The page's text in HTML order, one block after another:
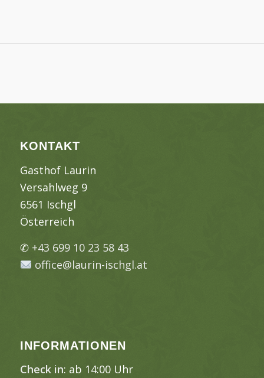
KONTAKT
Gasthof Laurin
Versahlweg 9
6561 Ischgl
Österreich
✆ +43 699 10 23 58 43
office@laurin-ischgl.at
INFORMATIONEN
Check in: ab 14:00 Uhr